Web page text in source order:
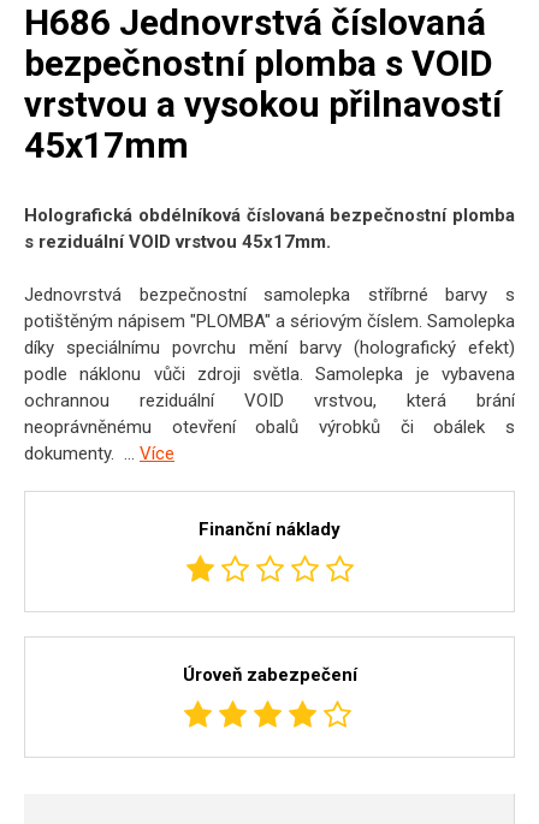
H686 Jednovrstvá číslovaná
bezpečnostní plomba s VOID
vrstvou a vysokou přilnavostí
45x17mm
Holografická obdélníková číslovaná bezpečnostní plomba
s reziduální VOID vrstvou 45x17mm.
Jednovrstvá bezpečnostní samolepka stříbrné barvy s
potištěným nápisem "PLOMBA" a sériovým číslem. Samolepka
díky speciálnímu povrchu mění barvy (holografický efekt)
podle náklonu vůči zdroji světla. Samolepka je vybavena
ochrannou reziduální VOID vrstvou, která brání
neoprávněnému otevření obalů výrobků či obálek s
dokumenty. ... Více
Finanční náklady
Úroveň zabezpečení